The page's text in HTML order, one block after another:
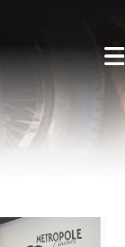
›